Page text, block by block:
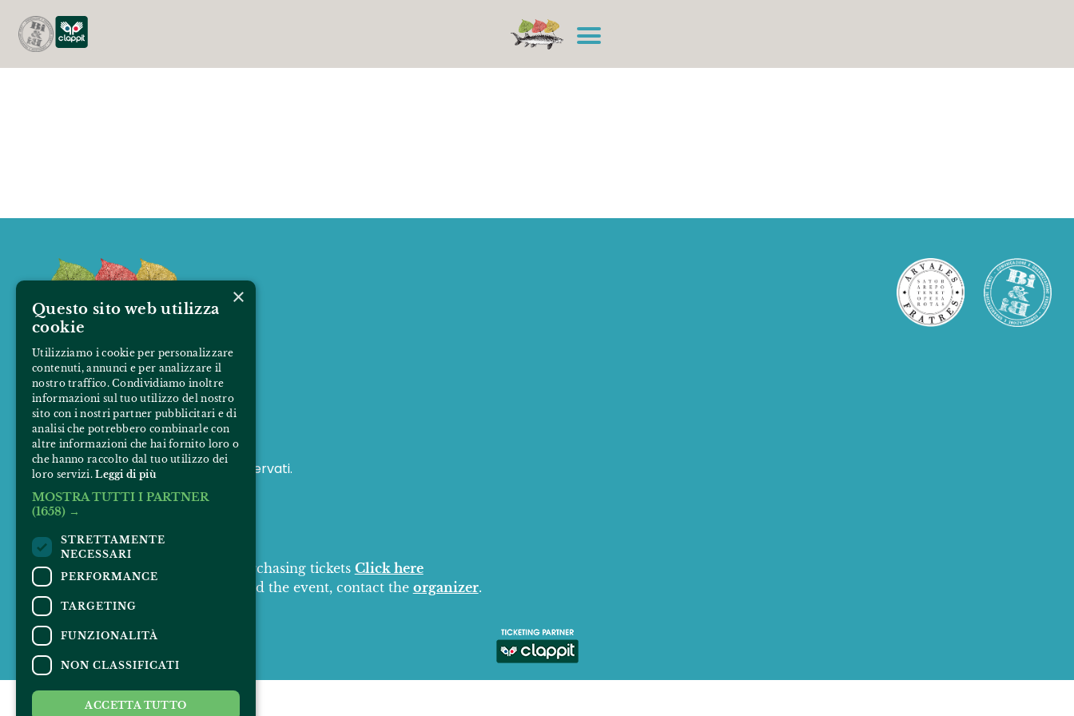
FOLLOW US
© 2025 Padus Mirabilis. Tutti i diritti riservati.
CONTACTS
For information and support in purchasing tickets Click here
For information on the program and the event, contact the organizer.
Accessibility statement
×
Questo sito web utilizza
cookie
Utilizziamo i cookie per personalizzare
contenuti, annunci e per analizzare il
nostro traffico. Condividiamo inoltre
informazioni sul tuo utilizzo del nostro
sito con i nostri partner pubblicitari e di
analisi che potrebbero combinarle con
altre informazioni che hai fornito loro o
che hanno raccolto dal tuo utilizzo dei
loro servizi. Leggi di più
MOSTRA TUTTI I PARTNER
(1658) →
STRETTAMENTE
NECESSARI
PERFORMANCE
TARGETING
FUNZIONALITÀ
NON CLASSIFICATI
ACCETTA TUTTO